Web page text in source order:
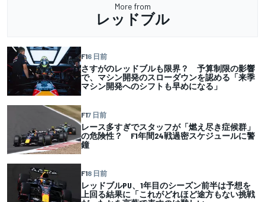
More from
レッドブル
F16 日前
さすがのレッドブルも限界？ 予算制限の影響
で、マシン開発のスローダウンを認める「来季
マシン開発へのシフトも早めになる」
F17 日前
レース多すぎでスタッフが「燃え尽き症候群」
の危険性？ F1年間24戦過密スケジュールに警
鐘
F18 日前
レッドブルPU、1年目のシーズン前半は予想を
上回る結果に「これがどれほど途方もない挑戦